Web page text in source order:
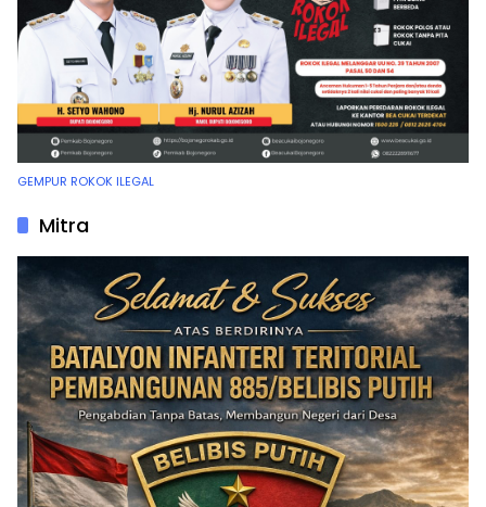
GEMPUR ROKOK ILEGAL
Mitra